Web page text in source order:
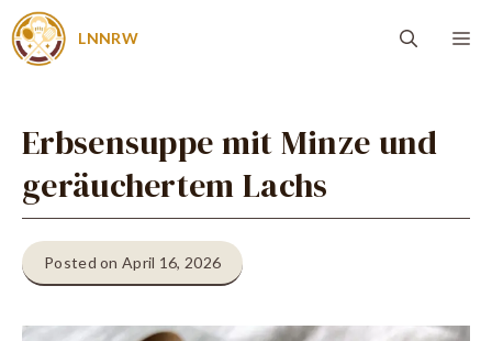
Zum
Inhalt
LNNRW
Erbsensuppe mit Minze und
geräuchertem Lachs
Posted on April 16, 2026